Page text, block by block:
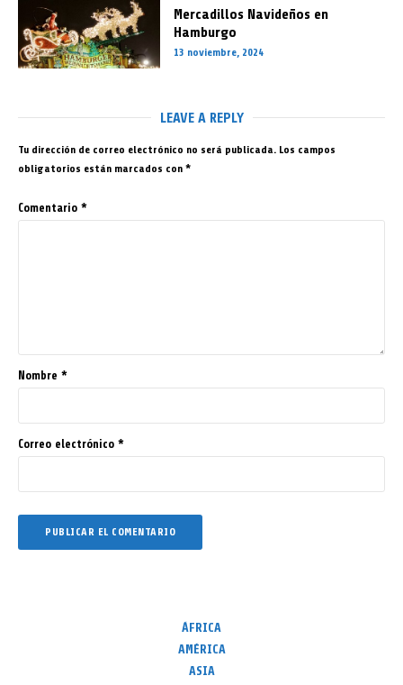
Mercadillos Navideños en
Hamburgo
13 noviembre, 2024
LEAVE A REPLY
Tu dirección de correo electrónico no será publicada. Los campos
obligatorios están marcados con *
Comentario *
Nombre *
Correo electrónico *
ÁFRICA
AMÉRICA
ASIA